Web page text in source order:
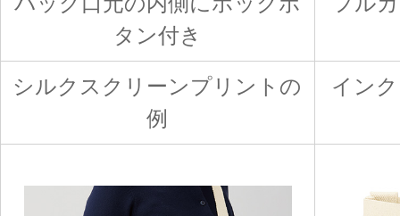
タン付き
シルクスクリーンプリントの
例
イン